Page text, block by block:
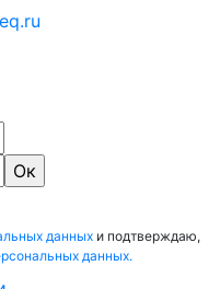
данных и подтверждаю,
данных.